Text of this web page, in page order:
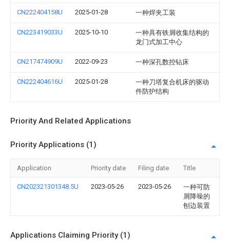
CN222404158U 2025-01-28 一种焊夹工装
CN223419033U 2025-10-10
一种具有铁屑收集结构的
龙门式加工中心
CN217474909U 2022-09-23 一种深孔数控钻床
CN222404616U 2025-01-28
一种刀塔复合机床的驱动
件防护结构
Priority And Related Applications
Priority Applications (1)
Application Priority date Filing date Title
CN202321301348.5U 2023-05-26 2023-05-26
一种可防
屑降噪的
刨边装置
Applications Claiming Priority (1)